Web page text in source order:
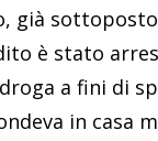
già
è stato
a fini di
in casa